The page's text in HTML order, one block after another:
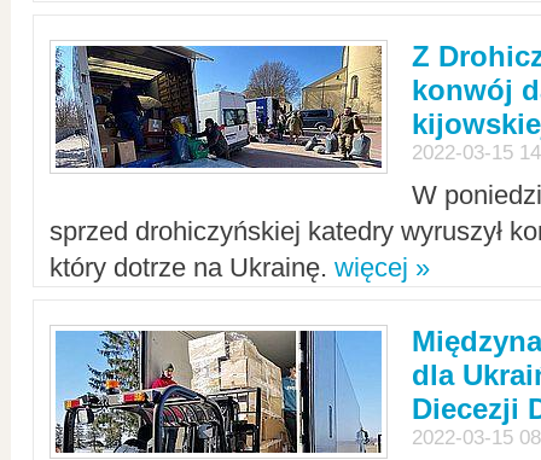
Z
konwój
2022-03-15
W
sprzed drohiczyńskiej katedry wyruszył
który dotrze na Ukrainę. więcej »
dla
Diecezji
2022-03-15